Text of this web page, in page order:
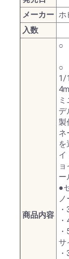
メーカー ホ
入数
商品内容
○
○
1/
デ
製
ネ
イ
ー
●
サ